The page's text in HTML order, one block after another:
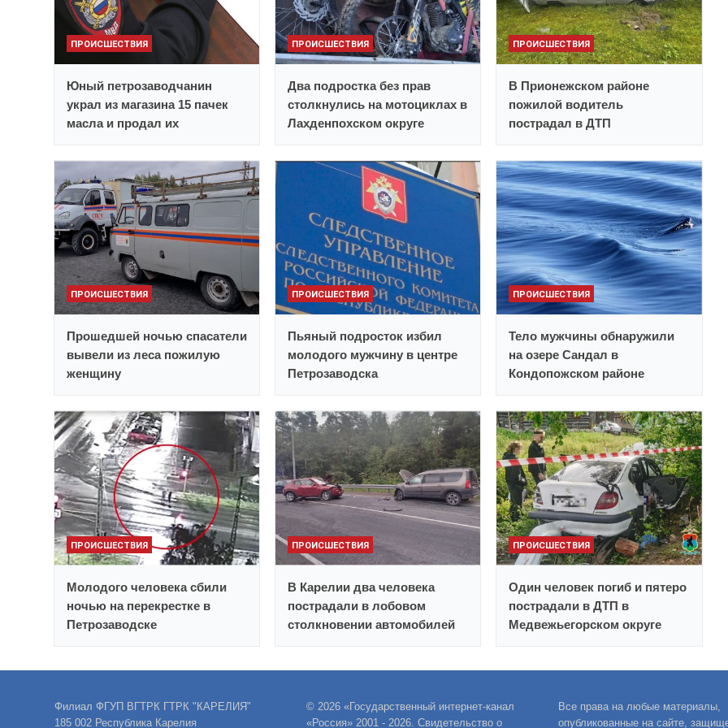
ПРОИСШЕСТВИЯ
Юный петрозаводчанин
украл из магазина 15 пачек
масла и продал их
ПРОИСШЕСТВИЯ
Два подростка без прав
столкнулись на мотоциклах в
Лахденпохском округе
ПРОИСШЕСТВИЯ
В Прионежском районе
пожилой водитель
пострадал в ДТП
ПРОИСШЕСТВИЯ
Прошедшей ночью спасатели
вывели из леса пожилую
женщину
ПРОИСШЕСТВИЯ
Пьяный подросток избил
молодого мужчину в центре
Петрозаводска
ПРОИСШЕСТВИЯ
Тело мужчины обнаружили
на озере Сандал в
Кондопожском районе
ПРОИСШЕСТВИЯ
Молодого человека сбили
ночью на перекрестке в
Петрозаводске
ПРОИСШЕСТВИЯ
В Карелии два человека
пострадали в лобовом
столкновении автомобилей
ПРОИСШЕСТВИЯ
Один человек погиб и пятеро
пострадали в ДТП в
Медвежьегорском округе
Филиал ФГУП ВГТРК ГТРК "КАРЕЛИЯ"
185 002 Республика Карелия
© 2026 «Государственный интернет-канал
«Россия» 2001 - 2026. Свидетельство о
Все права на любые материалы,
опубликованные на сайте,